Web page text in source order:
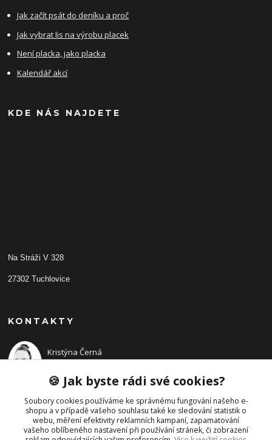
Jak začít psát do deníku a proč
Jak vybrat lis na výrobu placek
Není placka, jako placka
Kalendář akcí
KDE NÁS NAJDETE
Na Stráži V 328
27302 Tuchlovice
KONTAKTY
Kristýna Černá
+420 702210942
(Po-Pá, 9-14 hod.)
🍪 Jak byste rádi své cookies?
Soubory cookies používáme ke správnému fungování našeho e-
shopu a v případě vašeho souhlasu také ke sledování statistik o
webu, měření efektivity reklamních kampaní, zapamatování
vašeho oblíbeného nastavení při používání stránek, či zobrazení